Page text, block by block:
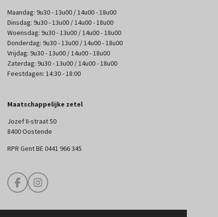
Maandag: 9u30 - 13u00 / 14u00 - 18u00
Dinsdag: 9u30 - 13u00 / 14u00 - 18u00
Woensdag: 9u30 - 13u00 / 14u00 - 18u00
Donderdag: 9u30 - 13u00 / 14u00 - 18u00
Vrijdag: 9u30 - 13u00 / 14u00 - 18u00
Zaterdag: 9u30 - 13u00 / 14u00 - 18u00
Feestdagen: 14:30 - 18:00
Maatschappelijke zetel
Jozef II-straat 50
8400 Oostende
RPR Gent BE 0441 966 345
F
a
I
n